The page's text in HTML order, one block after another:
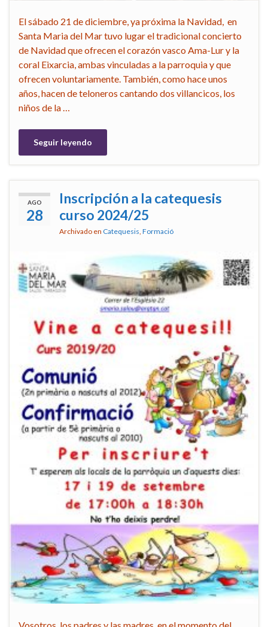
El sábado 21 de diciembre, ya próxima la Navidad, en
Santa Maria del Mar tuvo lugar el tradicional concierto
de Navidad que ofrecen el corazón vasco Ama-Lur y la
coral Eixarcia, ambas vinculadas a la parroquia y que
ofrecen voluntariamente. También, como hace unos
años, hacen de teloneros cantando dos villancicos, los
niños de la …
Seguir leyendo
AGO
28
Inscripción a la catequesis
curso 2024/25
Archivado en Catequesis, Formació